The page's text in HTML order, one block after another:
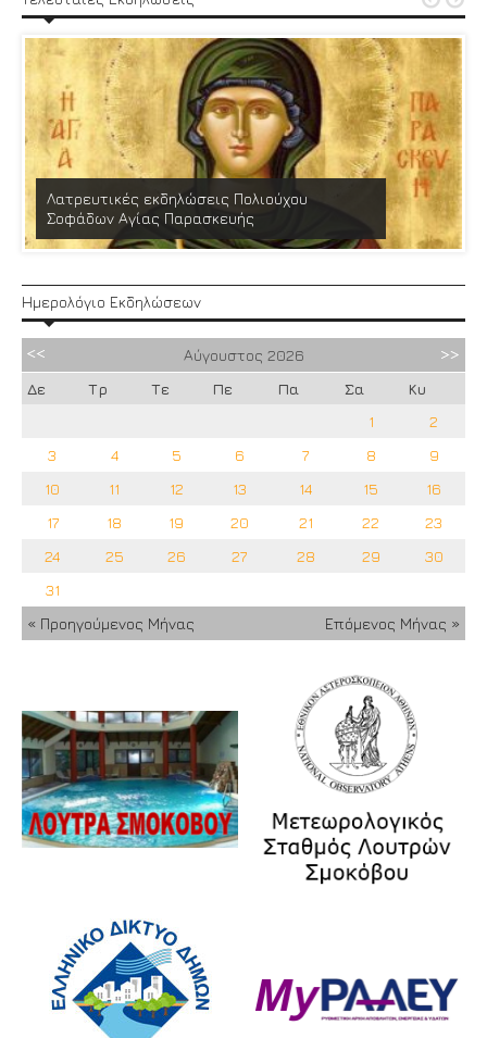
Λατρευτικές εκδηλώσεις Πολιούχου
Σοφάδων Αγίας Παρασκευής
Ημερολόγιο Εκδηλώσεων
Αύγουστος 2026
Δε
Τρ Τε Πε Πα Σα
Κυ
1
2
3
4 5 6 7 8
9
10
11 12 13 14 15
16
17
18 19 20 21 22
23
24
25 26 27 28 29
30
31
« Προηγούμενος Μήνας
Επόμενος Μήνας »